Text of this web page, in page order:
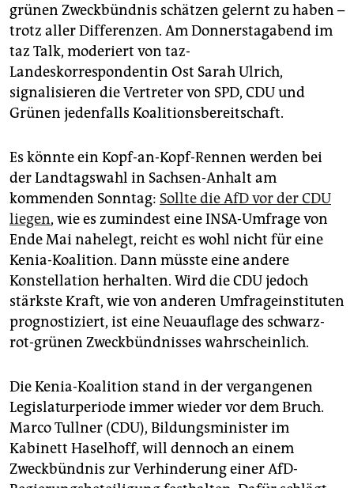
epaper login
grünen Zweckbündnis schätzen gelernt zu haben –
trotz aller Differenzen. Am Donnerstagabend im
taz Talk, moderiert von taz-
Landeskorrespondentin Ost Sarah Ulrich,
signalisieren die Vertreter von SPD, CDU und
Grünen jedenfalls Koalitionsbereitschaft.
Es könnte ein Kopf-an-Kopf-Rennen werden bei
der Landtagswahl in Sachsen-Anhalt am
kommenden Sonntag: Sollte die AfD vor der CDU
liegen, wie es zumindest eine INSA-Umfrage von
Ende Mai nahelegt, reicht es wohl nicht für eine
Kenia-Koalition. Dann müsste eine andere
Konstellation herhalten. Wird die CDU jedoch
stärkste Kraft, wie von anderen Umfrageinstituten
prognostiziert, ist eine Neuauflage des schwarz-
rot-grünen Zweckbündnisses wahrscheinlich.
Die Kenia-Koalition stand in der vergangenen
Legislaturperiode immer wieder vor dem Bruch.
Marco Tullner (CDU), Bildungsminister im
Kabinett Haselhoff, will dennoch an einem
Zweckbündnis zur Verhinderung einer AfD-